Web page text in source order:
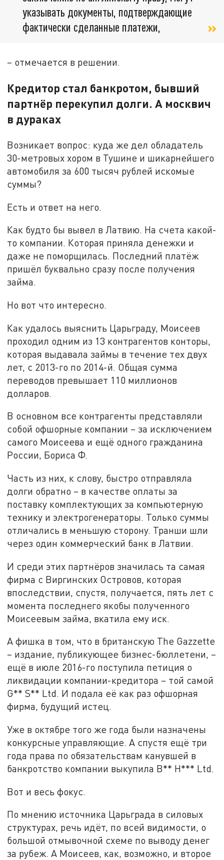
указывать документы, подтверждающие
фактически сделанные платежи,
– отмечается в решении.
Кредитор стал банкротом, бывший
партнёр перекупил долги. А москвич
в дураках
Возникает вопрос: куда же дел обладатель
30-метровых хором в Тушине и шикарнейшего
автомобиля за 600 тысяч рублей искомые
суммы?
Есть и ответ на него.
Как будто бы вывел в Латвию. На счета какой-
то компании. Которая приняла денежки и
даже не поморщилась. Последний платёж
пришёл буквально сразу после получения
займа.
Но вот что интересно.
Как удалось выяснить Царьграду, Моисеев
проходил одним из 13 контрагентов конторы,
которая выдавала займы в течение тех двух
лет, с 2013-го по 2014-й. Общая сумма
переводов превышает 110 миллионов
долларов.
В основном все контрагенты представляли
собой офшорные компании – за исключением
самого Моисеева и ещё одного гражданина
России, Бориса Ф.
Часть из них, к слову, быстро отправляла
долги обратно – в качестве оплаты за
поставку комплектующих за компьютерную
технику и электрогенераторы. Только суммы
отличались в меньшую сторону. Транши шли
через один коммерческий банк в Латвии.
И среди этих партнёров значилась та самая
фирма с Виргинских Островов, которая
впоследствии, спустя, получается, пять лет с
момента последнего якобы полученного
Моисеевым займа, вкатила ему иск.
А фишка в том, что в британскую The Gazzette
– издание, публикующее бизнес-бюллетени, –
ещё в июле 2016-го поступила петиция о
ликвидации компании-кредитора – той самой
G** S** Ltd. И подала её как раз офшорная
фирма, будущий истец.
Уже в октябре того же года были назначены
конкурсные управляющие. А спустя ещё три
года права по обязательствам канувшей в
банкротство компании выкупила B** H*** Ltd.
Вот и весь фокус.
По мнению источника Царьграда в силовых
структурах, речь идёт, по всей видимости, о
большой отмывочной схеме по выводу денег
за рубеж. А Моисеев, как, возможно, и второе